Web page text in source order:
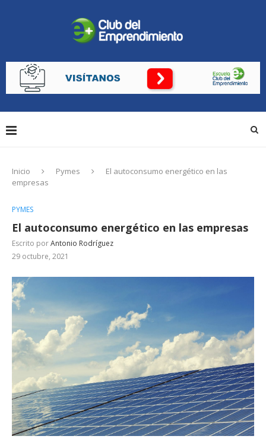
Inicio Pymes
El autoconsumo energético en las
empresas
PYMES
El autoconsumo energético en las empresas
Escrito porAntonio Rodríguez
29 octubre, 2021